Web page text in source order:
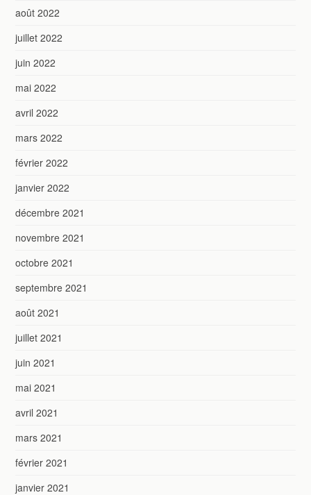
août 2022
juillet 2022
juin 2022
mai 2022
avril 2022
mars 2022
février 2022
janvier 2022
décembre 2021
novembre 2021
octobre 2021
septembre 2021
août 2021
juillet 2021
juin 2021
mai 2021
avril 2021
mars 2021
février 2021
janvier 2021